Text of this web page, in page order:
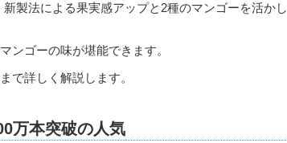
製法による果実感アップと2種のマンゴーを活かし
ンゴーの味が堪能できます。
で詳しく解説します。
万本突破の人気